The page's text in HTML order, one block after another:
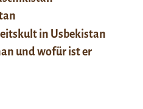
in Usbekistan
und wofür ist er